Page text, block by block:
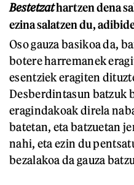
Bestetzathartzen dena
ezina salatzen du,
Oso gauza basikoa da,
botere harremanek
esentziek eragiten
Desberdintasun batzuk
eragindakoak direla
batetan, eta batzuetan
nahi, eta ezin du
bezalakoa da gauza